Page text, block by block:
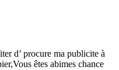
d’ procure ma publicite à
êtes abimes chance